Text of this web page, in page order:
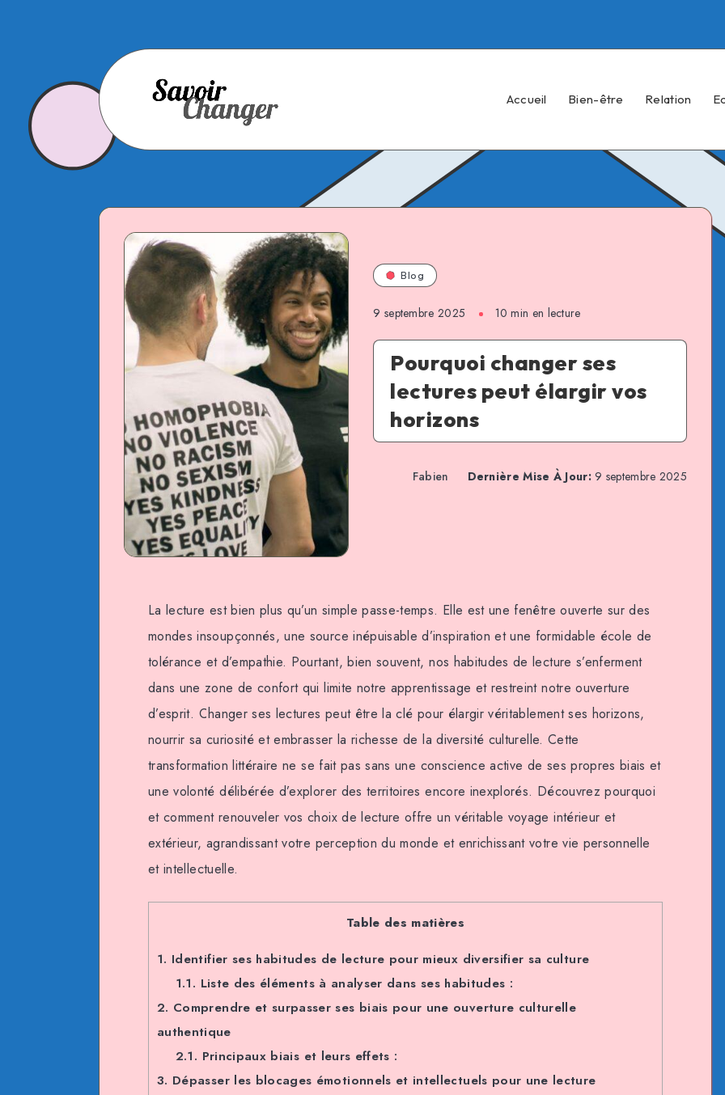
Accueil Bien-être Relation
Blog
9 septembre 2025 10 min en lecture
Pourquoi changer ses
lectures peut élargir vos
horizons
Fabien Dernière Mise À Jour:9 septembre 2025
La lecture est bien plus qu’un simple passe-temps. Elle est une fenêtre ouverte sur des
mondes insoupçonnés, une source inépuisable d’inspiration et une formidable école de
tolérance et d’empathie. Pourtant, bien souvent, nos habitudes de lecture s’enferment
dans une zone de confort qui limite notre apprentissage et restreint notre ouverture
d’esprit. Changer ses lectures peut être la clé pour élargir véritablement ses horizons,
nourrir sa curiosité et embrasser la richesse de la diversité culturelle. Cette
transformation littéraire ne se fait pas sans une conscience active de ses propres biais et
une volonté délibérée d’explorer des territoires encore inexplorés. Découvrez pourquoi
et comment renouveler vos choix de lecture offre un véritable voyage intérieur et
extérieur, agrandissant votre perception du monde et enrichissant votre vie personnelle
et intellectuelle.
Table des matières
1. Identifier ses habitudes de lecture pour mieux diversifier sa culture
1.1. Liste des éléments à analyser dans ses habitudes :
2. Comprendre et surpasser ses biais pour une ouverture culturelle
authentique
2.1. Principaux biais et leurs effets :
3. Dépasser les blocages émotionnels et intellectuels pour une lecture